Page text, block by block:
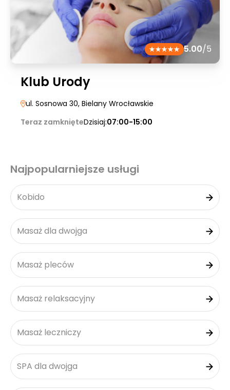
5.00/5
Klub Urody
ul. Sosnowa 30, Bielany Wrocławskie
Teraz zamknięteDzisiaj:07:00-15:00
Najpopularniejsze usługi
Kobido
Masaż dla dwojga
Masaż pleców
Masaż relaksacyjny
Masaż leczniczy
SPA dla dwojga